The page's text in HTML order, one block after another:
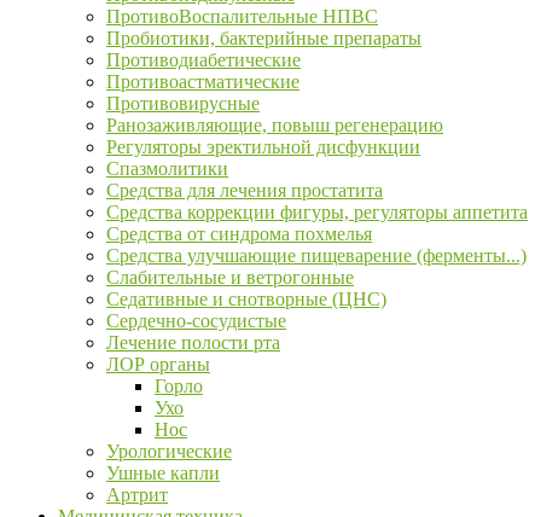
ПротивоВоспалительные НПВС
Пробиотики, бактерийные препараты
Противодиабетические
Противоастматические
Противовирусные
Ранозаживляющие, повыш регенерацию
Регуляторы эректильной дисфункции
Спазмолитики
Средства для лечения простатита
Средства коррекции фигуры, регуляторы аппетита
Средства от синдрома похмелья
Средства улучшающие пищеварение (ферменты...)
Слабительные и ветрогонные
Седативные и снотворные (ЦНС)
Сердечно-сосудистые
Лечение полости рта
ЛОР органы
Горло
Ухо
Нос
Урологические
Ушные капли
Артрит